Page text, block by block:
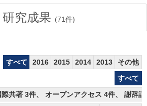
研究成果 (71件)
すべて 2016 2015 2014 2013
その他
すべて
共著 3件、 オープンアクセス 4件、 謝辞